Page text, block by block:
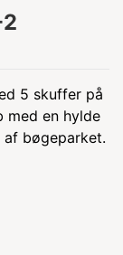
5 skuffer på
med en hylde
af bøgeparket.